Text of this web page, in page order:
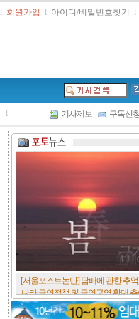
l 회원가입 l 아이디/비밀번호찾기 l
l 기사제보 구독신
[서울포스트논단] 담배에 관한 추억
나라 금연정책 및 금연구역 확대 추
무리 더 해롭다고 사기를 쳐대도
다 안다, 전자담배시장은 10년새